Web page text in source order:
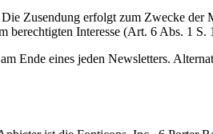
Zusendung erfolgt zum Zwecke
Interesse (Art. 6 Abs. 1
Ende eines jeden Newsletters.